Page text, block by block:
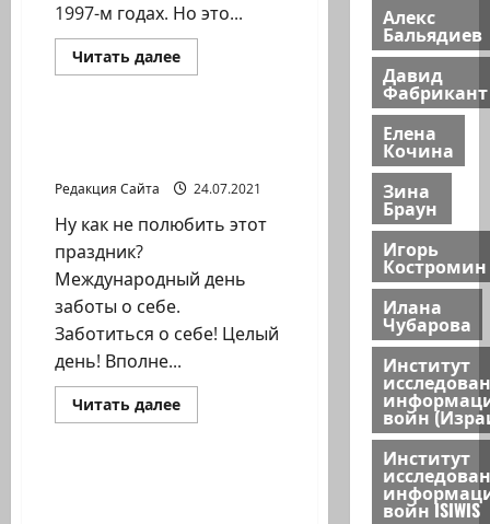
1997-м годах. Но это...
Читать далееПрочитать
больше
Литературная гостиная
Редакция Сайта 24.07.2021
Ну как не полюбить этот
праздник?
Международный день
заботы о себе.
Заботиться о себе! Целый
день! Вполне...
Читать далееПрочитать
больше
Литературная гостиная
Алекс
Бальядиев
Давид
Фабрикант
Елена
Кочина
Зина
Браун
Игорь
Костромин
Илана
Чубарова
Институт
войн
Институт
войн ISIWIS